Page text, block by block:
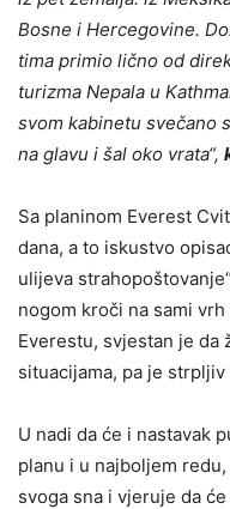
Bosne i Hercegovine.
tima primio lično od
turizma Nepala u
svom kabinetu svečano
na glavu i šal oko vrata“,
Sa planinom Everest
dana, a to iskustvo
ulijeva
nogom kroči na sami
Everestu, svjestan je da
situacijama, pa je
U nadi da će i nastavak
planu i u najboljem
svoga sna i vjeruje da